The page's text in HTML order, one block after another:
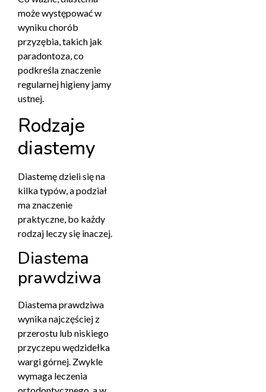
może występować w
wyniku chorób
przyzębia, takich jak
paradontoza, co
podkreśla znaczenie
regularnej higieny jamy
ustnej.
Rodzaje
diastemy
Diastemę dzieli się na
kilka typów, a podział
ma znaczenie
praktyczne, bo każdy
rodzaj leczy się inaczej.
Diastema
prawdziwa
Diastema prawdziwa
wynika najczęściej z
przerostu lub niskiego
przyczepu wędzidełka
wargi górnej. Zwykle
wymaga leczenia